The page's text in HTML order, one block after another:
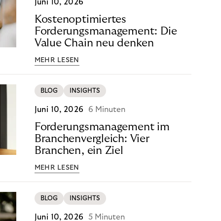
Juni 10, 2026
Kostenoptimiertes
Forderungsmanagement: Die
Value Chain neu denken
MEHR LESEN
BLOG INSIGHTS
Juni 10, 2026 6 Minuten
Forderungsmanagement im
Branchenvergleich: Vier
Branchen, ein Ziel
MEHR LESEN
BLOG INSIGHTS
Juni 10, 2026 5 Minuten